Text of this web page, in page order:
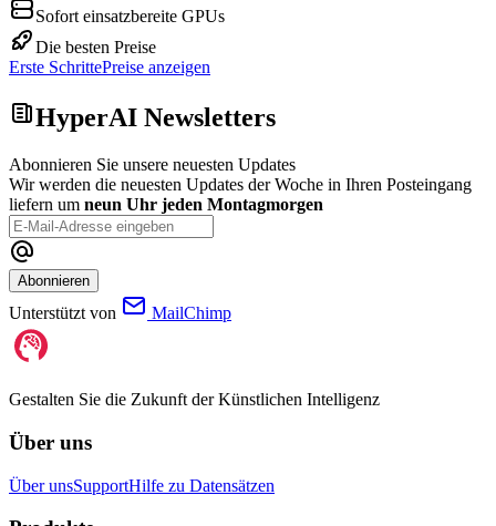
Sofort einsatzbereite GPUs
Die besten Preise
Erste SchrittePreise anzeigen
HyperAI Newsletters
Abonnieren Sie unsere neuesten Updates
Wir werden die neuesten Updates der Woche in Ihren Posteingang
liefern um neun Uhr jeden Montagmorgen
Abonnieren
Unterstützt von MailChimp
Gestalten Sie die Zukunft der Künstlichen Intelligenz
Über uns
Über unsSupportHilfe zu Datensätzen